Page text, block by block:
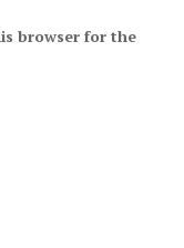
browser for the